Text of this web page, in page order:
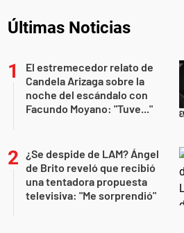
Últimas Noticias
El estremecedor relato de
Candela Arizaga sobre la
noche del escándalo con
Facundo Moyano: "Tuve..."
¿Se despide de LAM? Ángel
de Brito reveló que recibió
una tentadora propuesta
televisiva: "Me sorprendió"